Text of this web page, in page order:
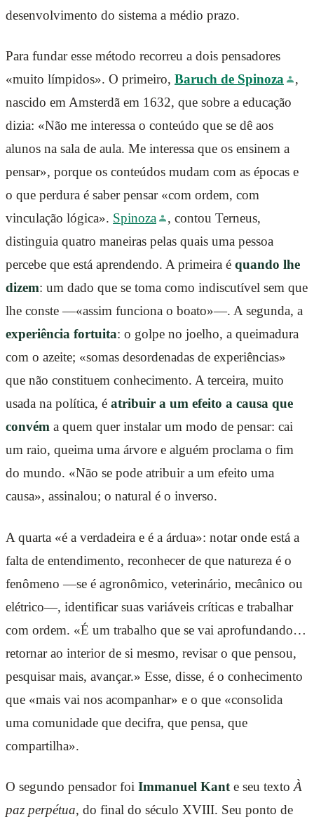
desenvolvimento do sistema a médio prazo.
Para fundar esse método recorreu a dois pensadores
«muito límpidos». O primeiro, Baruch de Spinoza
,
nascido em Amsterdã em 1632, que sobre a educação
dizia: «Não me interessa o conteúdo que se dê aos
alunos na sala de aula. Me interessa que os ensinem a
pensar», porque os conteúdos mudam com as épocas e
o que perdura é saber pensar «com ordem, com
vinculação lógica». Spinoza
, contou Terneus,
distinguia quatro maneiras pelas quais uma pessoa
percebe que está aprendendo. A primeira é quando lhe
dizem: um dado que se toma como indiscutível sem que
lhe conste —«assim funciona o boato»—. A segunda, a
experiência fortuita: o golpe no joelho, a queimadura
com o azeite; «somas desordenadas de experiências»
que não constituem conhecimento. A terceira, muito
usada na política, é atribuir a um efeito a causa que
convém a quem quer instalar um modo de pensar: cai
um raio, queima uma árvore e alguém proclama o fim
do mundo. «Não se pode atribuir a um efeito uma
causa», assinalou; o natural é o inverso.
A quarta «é a verdadeira e é a árdua»: notar onde está a
falta de entendimento, reconhecer de que natureza é o
fenômeno —se é agronômico, veterinário, mecânico ou
elétrico—, identificar suas variáveis críticas e trabalhar
com ordem. «É um trabalho que se vai aprofundando…
retornar ao interior de si mesmo, revisar o que pensou,
pesquisar mais, avançar.» Esse, disse, é o conhecimento
que «mais vai nos acompanhar» e o que «consolida
uma comunidade que decifra, que pensa, que
compartilha».
O segundo pensador foi Immanuel Kante seu textoÀ
paz perpétua, do final do século XVIII. Seu ponto de